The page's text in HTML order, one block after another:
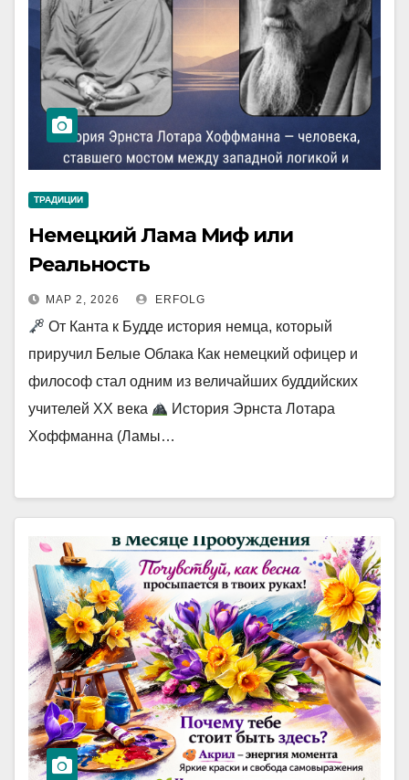
ТРАДИЦИИ
Немецкий Лама Миф или
Реальность
МАР 2, 2026 ERFOLG
От Канта к Будде история немца, который
приручил Белые Облака Как немецкий офицер и
философ стал одним из величайших буддийских
учителей XX века
История Эрнста Лотара
Хоффманна (Ламы…